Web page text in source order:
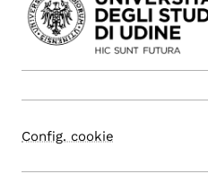
Config. cookie